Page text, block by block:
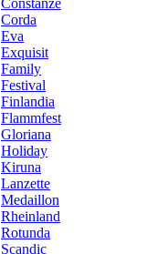
Constanze
Corda
Eva
Exquisit
Family
Festival
Finlandia
Flammfest
Gloriana
Holiday
Kiruna
Lanzette
Medaillon
Rheinland
Rotunda
Scandic